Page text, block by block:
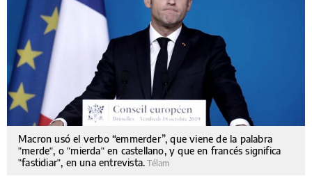
Macron usó el verbo “emmerder”, que viene de la palabra
"merde", o "mierda" en castellano, y que en francés significa
"fastidiar", en una entrevista. Télam